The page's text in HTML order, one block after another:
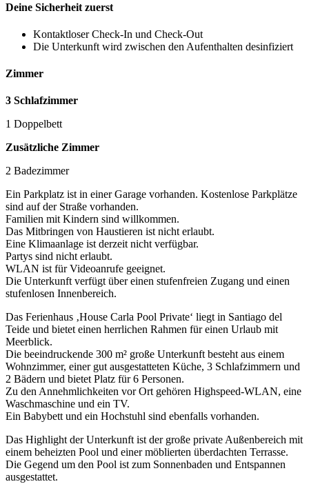
Deine Sicherheit zuerst
Kontaktloser Check-In und Check-Out
Die Unterkunft wird zwischen den Aufenthalten desinfiziert
Zimmer
3 Schlafzimmer
1 Doppelbett
Zusätzliche Zimmer
2 Badezimmer
Ein Parkplatz ist in einer Garage vorhanden. Kostenlose Parkplätze
sind auf der Straße vorhanden.
Familien mit Kindern sind willkommen.
Das Mitbringen von Haustieren ist nicht erlaubt.
Eine Klimaanlage ist derzeit nicht verfügbar.
Partys sind nicht erlaubt.
WLAN ist für Videoanrufe geeignet.
Die Unterkunft verfügt über einen stufenfreien Zugang und einen
stufenlosen Innenbereich.
Das Ferienhaus ‚House Carla Pool Private‘ liegt in Santiago del
Teide und bietet einen herrlichen Rahmen für einen Urlaub mit
Meerblick.
Die beeindruckende 300 m² große Unterkunft besteht aus einem
Wohnzimmer, einer gut ausgestatteten Küche, 3 Schlafzimmern und
2 Bädern und bietet Platz für 6 Personen.
Zu den Annehmlichkeiten vor Ort gehören Highspeed-WLAN, eine
Waschmaschine und ein TV.
Ein Babybett und ein Hochstuhl sind ebenfalls vorhanden.
Das Highlight der Unterkunft ist der große private Außenbereich mit
einem beheizten Pool und einer möblierten überdachten Terrasse.
Die Gegend um den Pool ist zum Sonnenbaden und Entspannen
ausgestattet.